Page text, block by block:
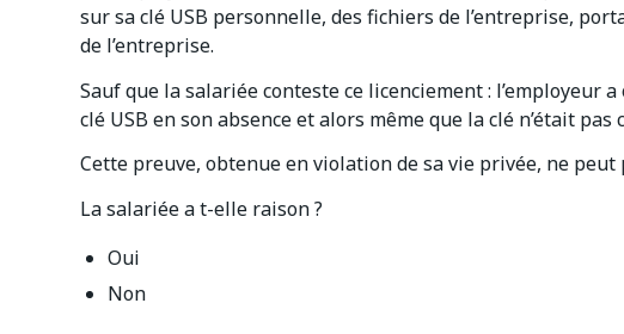
sur sa clé USB personnelle, des fichiers de l’entreprise,
de l’entreprise.
Sauf que la salariée conteste ce licenciement : l’employeur
clé USB en son absence et alors même que la clé n’était
Cette preuve, obtenue en violation de sa vie privée, ne
La salariée a t-elle raison ?
Oui
Non